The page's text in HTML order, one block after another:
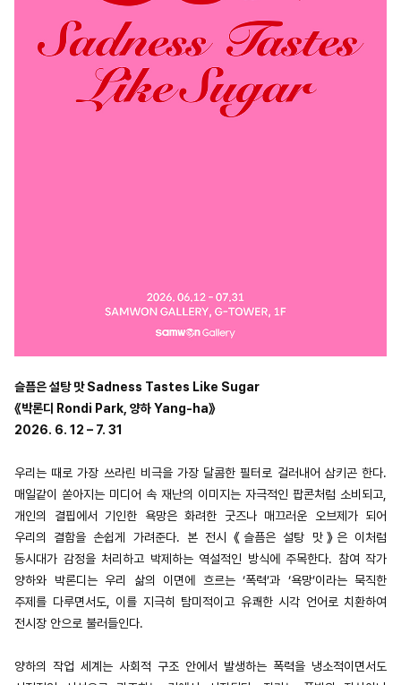
슬픔은 설탕 맛 Sadness Tastes Like Sugar
《박론디 Rondi Park, 양하 Yang-ha》
2026. 6. 12 – 7. 31
우리는 때로 가장 쓰라린 비극을 가장 달콤한 필터로 걸러내어 삼키곤 한다.
매일같이 쏟아지는 미디어 속 재난의 이미지는 자극적인 팝콘처럼 소비되고,
개인의 결핍에서 기인한 욕망은 화려한 굿즈나 매끄러운 오브제가 되어
우리의 결함을 손쉽게 가려준다. 본 전시 《슬픔은 설탕 맛》은 이처럼
동시대가 감정을 처리하고 박제하는 역설적인 방식에 주목한다. 참여 작가
양하와 박론디는 우리 삶의 이면에 흐르는 ‘폭력’과 ‘욕망’이라는 묵직한
주제를 다루면서도, 이를 지극히 탐미적이고 유쾌한 시각 언어로 치환하여
전시장 안으로 불러들인다.
양하의 작업 세계는 사회적 구조 안에서 발생하는 폭력을 냉소적이면서도